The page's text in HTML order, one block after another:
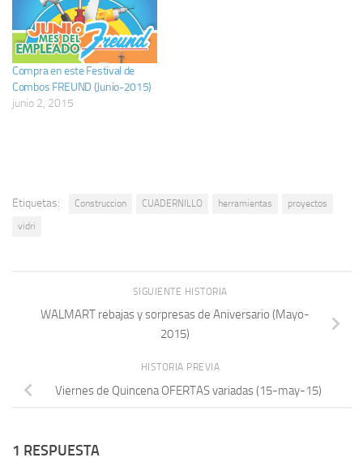
Compra en este Festival de
Combos FREUND (Junio-2015)
junio 2, 2015
Etiquetas: Construccion CUADERNILLO herramientas
proyectos
vidri
SIGUIENTE HISTORIA
WALMART rebajas y sorpresas de Aniversario (Mayo-
2015)
HISTORIA PREVIA
Viernes de Quincena OFERTAS variadas (15-may-15)
1 RESPUESTA